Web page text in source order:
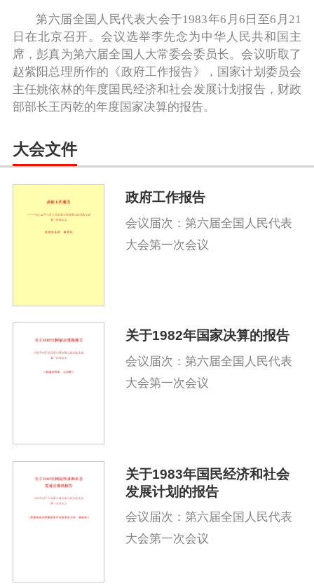
第六届全国人民代表大会于1983年6月6日至6月21
日在北京召开。会议选举李先念为中华人民共和国主
席，彭真为第六届全国人大常委会委员长。会议听取了
赵紫阳总理所作的《政府工作报告》，国家计划委员会
主任姚依林的年度国民经济和社会发展计划报告，财政
部部长王丙乾的年度国家决算的报告。
大会文件
政府工作报告
会议届次：第六届全国人民代表
大会第一次会议
关于1982年国家决算的报告
会议届次：第六届全国人民代表
大会第一次会议
关于1983年国民经济和社会
发展计划的报告
会议届次：第六届全国人民代表
大会第一次会议